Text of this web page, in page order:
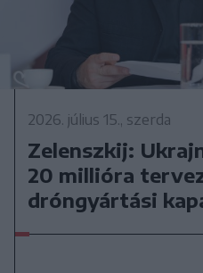
2026. július 15., szerda
Zelenszkij:
20 millióra
dróngyártási